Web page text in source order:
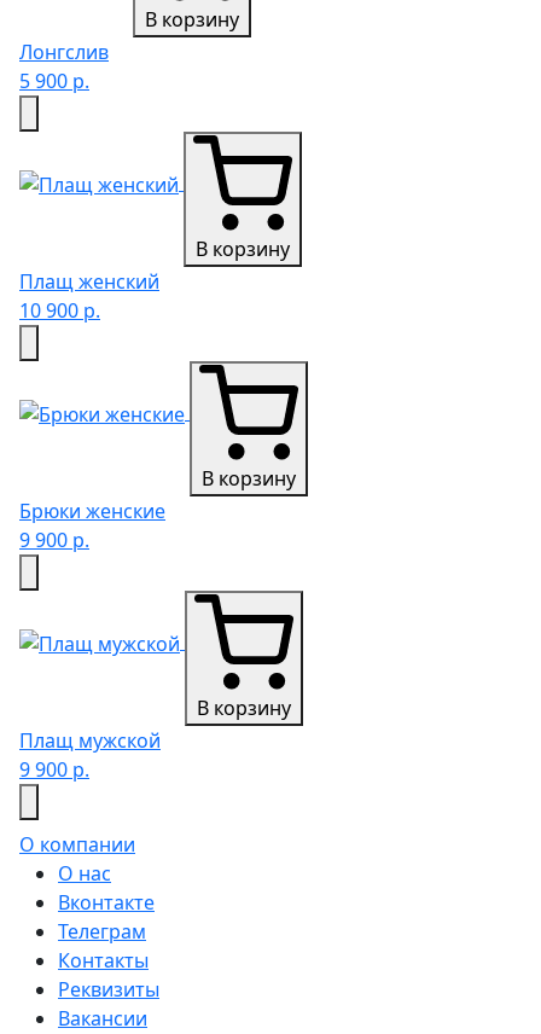
В корзину
Лонгслив
5 900 р.
В корзину
Плащ женский
10 900 р.
В корзину
Брюки женские
9 900 р.
В корзину
Плащ мужской
9 900 р.
О компании
О нас
Вконтакте
Телеграм
Контакты
Реквизиты
Вакансии